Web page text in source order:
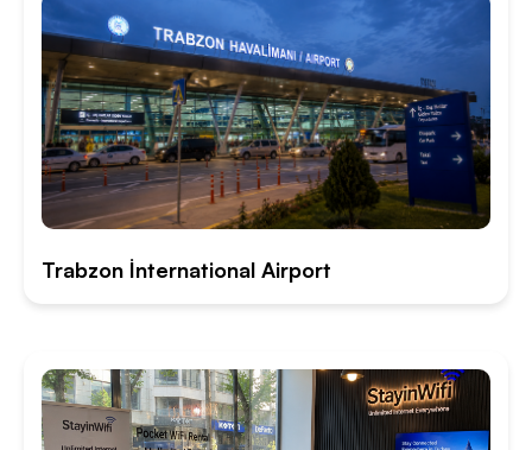
Trabzon İnternational Airport